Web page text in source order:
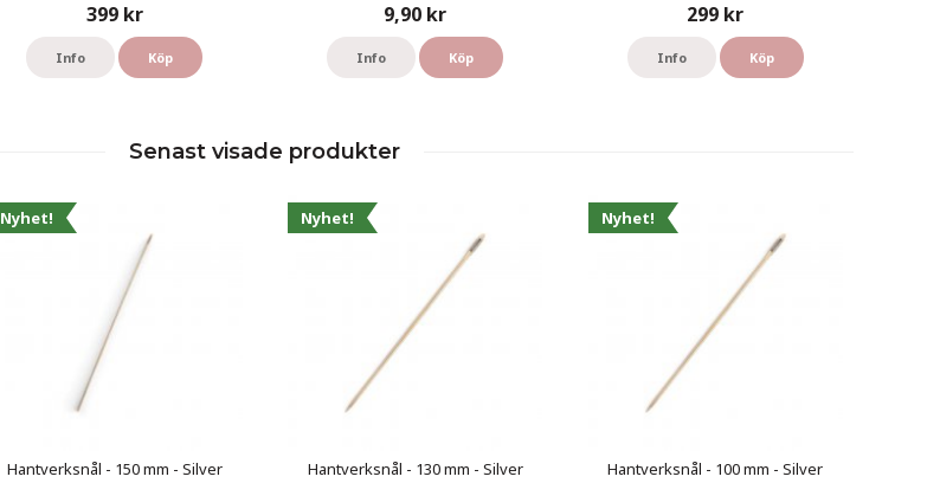
399 kr
Info Köp
9,90 kr
Info Köp
299 kr
Info Köp
Senast visade produkter
Nyhet!
Hantverksnål - 150 mm - Silver
Nyhet!
Hantverksnål - 130 mm - Silver
Nyhet!
Hantverksnål - 100 mm - Silver